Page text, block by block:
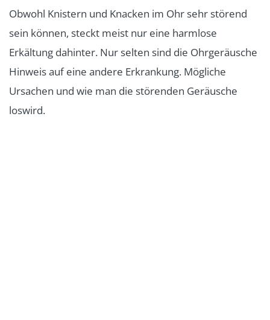
Obwohl Knistern und Knacken im Ohr sehr störend
sein können, steckt meist nur eine harmlose
Erkältung dahinter. Nur selten sind die Ohrgeräusche
Hinweis auf eine andere Erkrankung. Mögliche
Ursachen und wie man die störenden Geräusche
loswird.